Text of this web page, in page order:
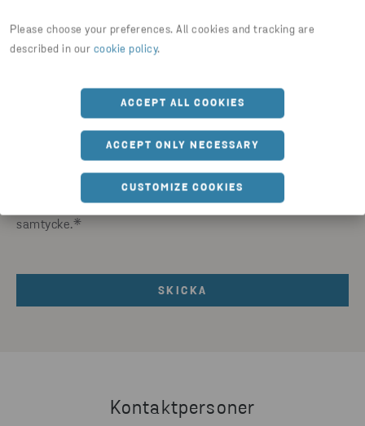
Please choose your preferences. All cookies and tracking are
described in our cookie policy.
ACCEPT ALL COOKIES
ACCEPT ONLY NECESSARY
CUSTOMIZE COOKIES
Jag godkänner villkoren i
Integritetspolicy.
Vi hanterar dina personuppgifter i enlighet med vår
Integritetspolicy. Du kan när som helst återkalla ditt
samtycke.*
Kontaktpersoner